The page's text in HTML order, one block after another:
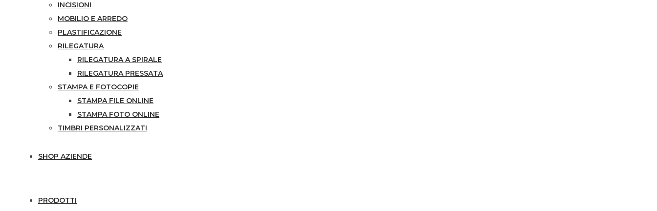
INCISIONI
MOBILIO E ARREDO
PLASTIFICAZIONE
RILEGATURA
RILEGATURA A SPIRALE
RILEGATURA PRESSATA
STAMPA E FOTOCOPIE
STAMPA FILE ONLINE
STAMPA FOTO ONLINE
TIMBRI PERSONALIZZATI
SHOP AZIENDE
PRODOTTI